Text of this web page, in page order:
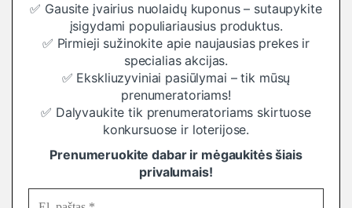
✅ Gausite įvairius nuolaidų kuponus – sutaupykite
įsigydami populiariausius produktus.
✅ Pirmieji sužinokite apie naujausias prekes ir
specialias akcijas.
✅ Ekskliuzyviniai pasiūlymai – tik mūsų
prenumeratoriams!
✅ Dalyvaukite tik prenumeratoriams skirtuose
konkursuose ir loterijose.
Prenumeruokite dabar ir mėgaukitės šiais
privalumais!